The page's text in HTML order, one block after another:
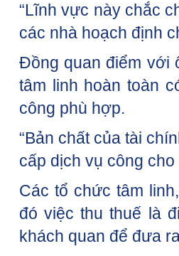
“Lĩnh vực này chắc
các nhà hoạch định
Đồng quan điểm với
tâm linh hoàn toàn
công phù hợp.
“Bản chất của tài
cấp dịch vụ công
Các tổ chức tâm
đó việc thu thuế là
khách quan để đưa